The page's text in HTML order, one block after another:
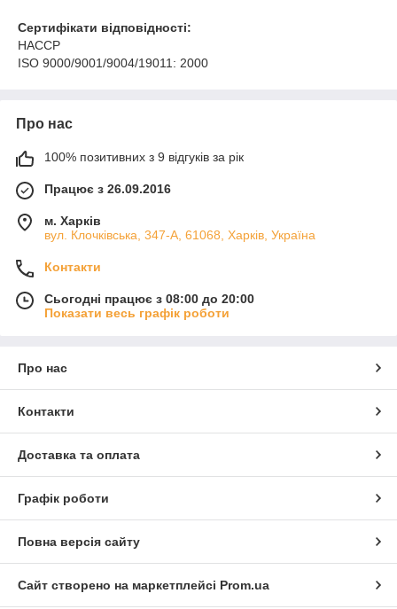
Сертифікати відповідності:
HACCP
ISO 9000/9001/9004/19011: 2000
Про нас
100% позитивних з 9 відгуків за рік
Працює з 26.09.2016
м. Харків
вул. Клочківська, 347-А, 61068, Харків, Україна
Контакти
Сьогодні працює з 08:00 до 20:00
Показати весь графік роботи
Про нас
Контакти
Доставка та оплата
Графік роботи
Повна версія сайту
Сайт створено на маркетплейсі Prom.ua